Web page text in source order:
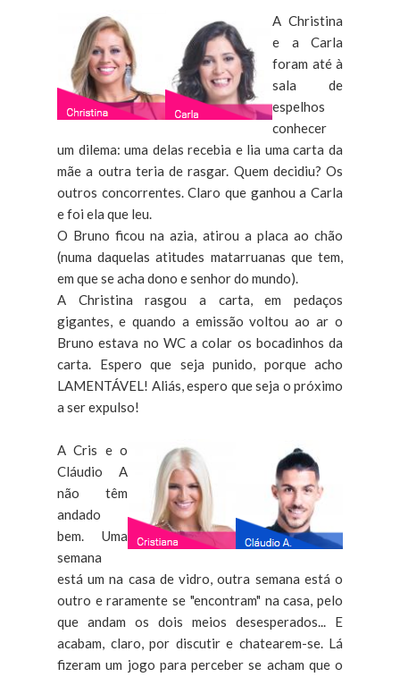
A Christina
e a Carla
foram até à
sala de
espelhos
conhecer
um dilema: uma delas recebia e lia uma carta da
mãe a outra teria de rasgar. Quem decidiu? Os
outros concorrentes. Claro que ganhou a Carla
e foi ela que leu.
O Bruno ficou na azia, atirou a placa ao chão
(numa daquelas atitudes matarruanas que tem,
em que se acha dono e senhor do mundo).
A Christina rasgou a carta, em pedaços
gigantes, e quando a emissão voltou ao ar o
Bruno estava no WC a colar os bocadinhos da
carta. Espero que seja punido, porque acho
LAMENTÁVEL! Aliás, espero que seja o próximo
a ser expulso!
A Cris e o
Cláudio A
não têm
andado
bem. Uma
semana
está um na casa de vidro, outra semana está o
outro e raramente se "encontram" na casa, pelo
que andam os dois meios desesperados... E
acabam, claro, por discutir e chatearem-se. Lá
fizeram um jogo para perceber se acham que o